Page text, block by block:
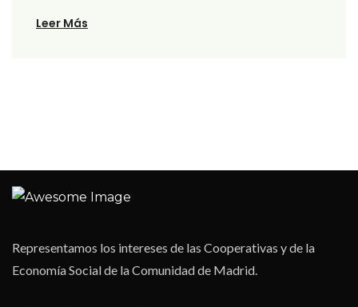
Leer Más
Representamos los intereses de las Cooperativas y de la
Economía Social de la Comunidad de Madrid.